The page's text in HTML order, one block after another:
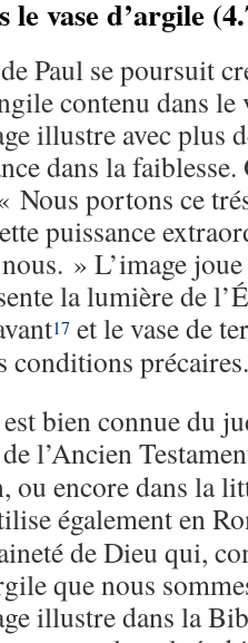
vase d’argile
Paul se poursuit
contenu dans le
illustre avec plus
dans la
portons ce
puissance
» L’image
la lumière de
17 et le vase de
conditions précaires.
est bien connue du
l’Ancien
ou encore dans la
également en
de Dieu qui,
que nous
illustre dans la